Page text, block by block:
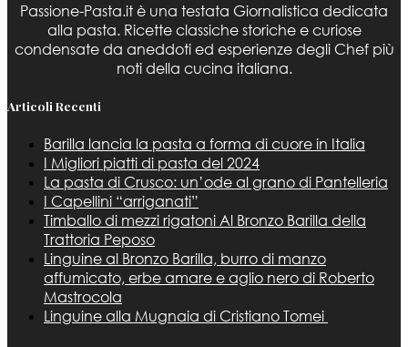
Passione-Pasta.it è una testata Giornalistica dedicata
alla pasta. Ricette classiche storiche e curiose
condensate da aneddoti ed esperienze degli Chef più
noti della cucina italiana.
Articoli Recenti
Barilla lancia la pasta a forma di cuore in Italia
I Migliori piatti di pasta del 2024
La pasta di Crusco: un’ode al grano di Pantelleria
I Capellini “arriganati”
Timballo di mezzi rigatoni Al Bronzo Barilla della
Trattoria Peposo
Linguine al Bronzo Barilla, burro di manzo
affumicato, erbe amare e aglio nero di Roberto
Mastrocola
Linguine alla Mugnaia di Cristiano Tomei